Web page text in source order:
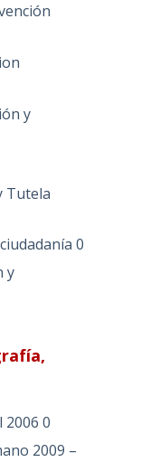
y
Tutela
0
y
2006 0
2009 –